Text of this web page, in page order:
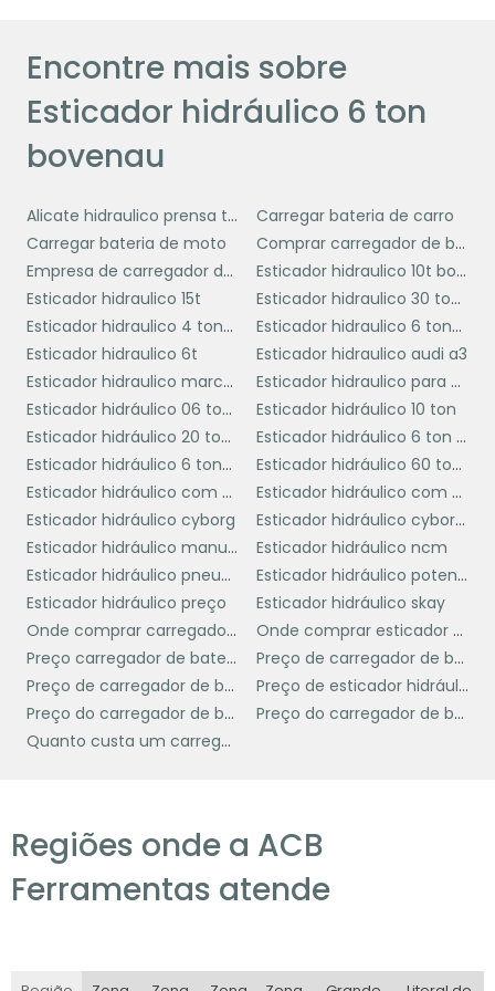
aplicações em setores como mineração,
onde a robustez e a durabilidade do
equipamento são indispensáveis para o
condições adversas. Assim, ele se torna uma
ferramenta indispensável para empresas que
buscam otimizar seus processos e garantir a
segurança de suas operações.
COMO ESCOLHER O
ESTICADOR HIDRÁULICO
IDEAL
Escolher o esticador hidráulico ideal para suas
operações comerciais envolve considerar
uma série de fatores que garantem que o
equipamento atenda às suas necessidades
específicas.
Primeiramente, é essencial avaliar a
capacidade de carga necessária. O
esticador hidráulico 6 ton Bovenau é uma
excelente opção para tarefas que exigem
movimentação de cargas pesadas com
qualidade de construção
equipamento. Optar por um esticador
fabricado com materiais de alta resistência,
condições adversas, prolongando sua vida útil
Encontre mais sobre
Esticador hidráulico 6 ton
bovenau
Alicate hidraulico prensa terminal
Carregar bateria de carro
Carregar bateria de moto
Comprar carregador de bateria de carro
Empresa de carregador de bateria portátil
Esticador hidraulico 10t bovenau
Esticador hidraulico 15t
Esticador hidraulico 30 toneladas
Esticador hidraulico 4 toneladas
Esticador hidraulico 6 toneladas
Esticador hidraulico 6t
Esticador hidraulico audi a3
Esticador hidraulico marcon 10t
Esticador hidraulico para cambagem
Esticador hidráulico 06 ton ribeiro
Esticador hidráulico 10 ton
Esticador hidráulico 20 toneladas
Esticador hidráulico 6 ton bovenau
Esticador hidráulico 6 toneladas marcon
Esticador hidráulico 60 toneladas
Esticador hidráulico com cunha
Esticador hidráulico com manômetro
Esticador hidráulico cyborg
Esticador hidráulico cyborg usado
Esticador hidráulico manual
Esticador hidráulico ncm
Esticador hidráulico pneumático
Esticador hidráulico potente brasil
Esticador hidráulico preço
Esticador hidráulico skay
Onde comprar carregador de bateria portátil
Onde comprar esticador hidráulico
Preço carregador de bateria
Preço de carregador de bateria de carro
Preço de carregador de bateria portátil
Preço de esticador hidráulico
Preço do carregador de bateria
Preço do carregador de bateria de carro
Quanto custa um carregador de bateria
Regiões onde a ACB
Ferramentas atende